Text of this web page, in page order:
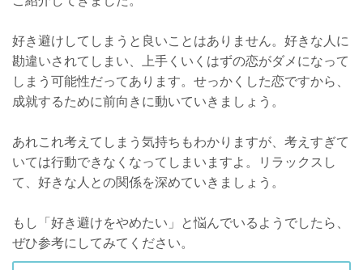
好き避けしてしまうと良いことはありません。好きな人に
勘違いされてしまい、上手くいくはずの恋がダメになって
しまう可能性だってあります。せっかくした恋ですから、
成就するために前向きに動いていきましょう。
あれこれ考えてしまう気持ちもわかりますが、考えすぎて
いては行動できなくなってしまいますよ。リラックスし
て、好きな人との関係を深めていきましょう。
もし「好き避けをやめたい」と悩んでいるようでしたら、
ぜひ参考にしてみてください。